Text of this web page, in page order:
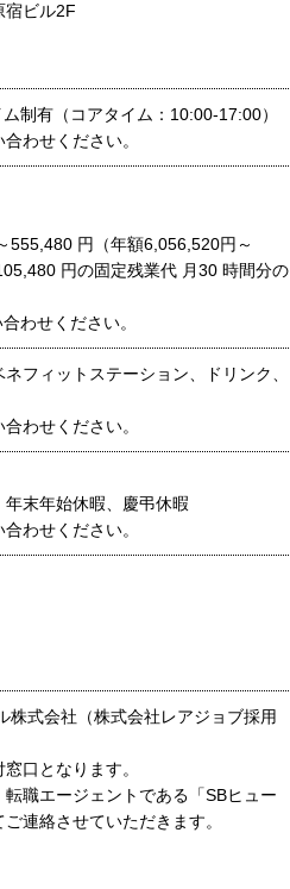
宿ビル2F
制有（コアタイム：10:00-17:00）
わせください。
円（年額6,056,520円～
円の固定残業代 月30 時間分の
わせください。
フィットステーション、ドリンク、
わせください。
末年始休暇、慶弔休暇
わせください。
株式会社（株式会社レアジョブ採用
口となります。
職エージェントである「SBヒュー
連絡させていただきます。